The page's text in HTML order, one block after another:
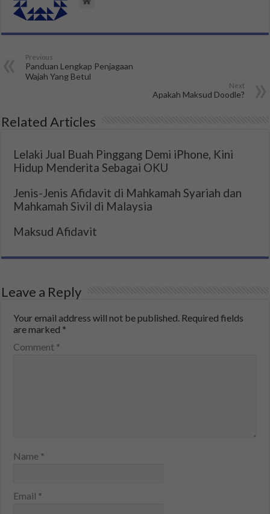
Previous
Panduan Lengkap Penjagaan
Wajah Yang Betul
Next
Apakah Maksud Doodle?
Related Articles
Lelaki Jual Buah Pinggang Demi iPhone, Kini
Hidup Menderita Sebagai OKU
Jenis-Jenis Afidavit di Mahkamah Syariah dan
Mahkamah Sivil di Malaysia
Maksud Afidavit
Leave a Reply
Your email address will not be published. Required fields
are marked *
Comment *
Name *
Email *